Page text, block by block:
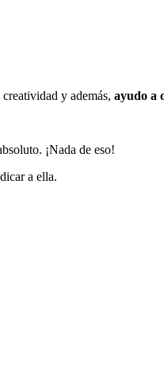
y además, ayudo a
¡Nada de eso!
a ella.